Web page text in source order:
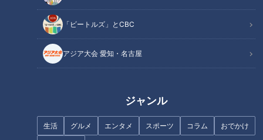
「ビートルズ」とCBC
アジア大会 愛知・名古屋
ジャンル
生活 グルメ エンタメ スポーツ コラム おでかけ
胸中を激白「半分かかっている